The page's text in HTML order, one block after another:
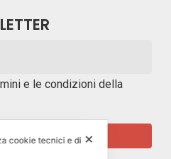
e le condizioni della
✕
cookie tecnici e di